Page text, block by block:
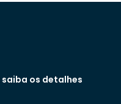
saiba os detalhes